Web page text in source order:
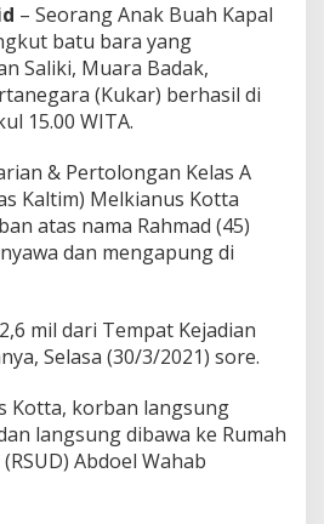
– Seorang Anak Buah Kapal
batu bara yang
Saliki, Muara Badak,
(Kukar) berhasil di
15.00 WITA.
& Pertolongan Kelas A
Kaltim) Melkianus Kotta
atas nama Rahmad (45)
dan mengapung di
mil dari Tempat Kejadian
Selasa (30/3/2021) sore.
Kotta, korban langsung
langsung dibawa ke Rumah
Abdoel Wahab